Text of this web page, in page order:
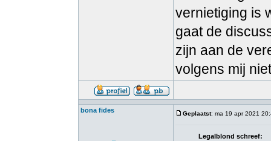
vernietiging is
gaat de
zijn aan de
volgens mij
bona fides Geplaatst: ma 19 apr 2021
Legalblond schreef: